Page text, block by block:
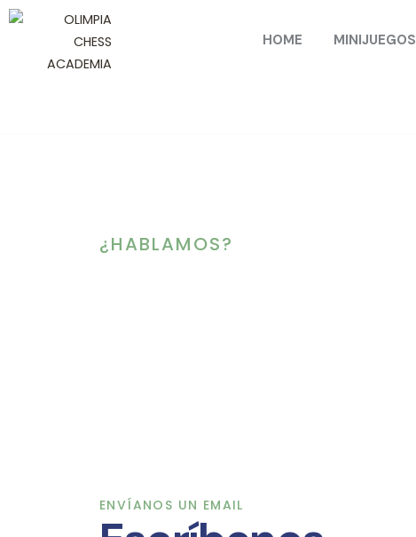
HOME MINIJUEGOS
¿HABLAMOS?
ENVÍANOS UN EMAIL